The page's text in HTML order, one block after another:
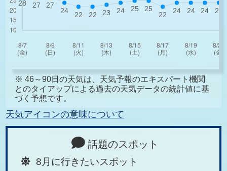
※ 46～90日の天気は、天気予報のエキスパート機関
とのタイアップによる過去の天気データの統計値に基
づく予想です。
天気アイコンの意味について
話題のスポット
8月に行きたいスポット